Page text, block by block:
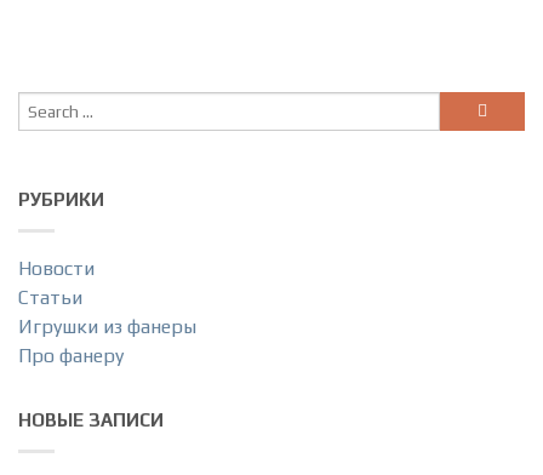
РУБРИКИ
Новости
Статьи
Игрушки из фанеры
Про фанеру
НОВЫЕ ЗАПИСИ